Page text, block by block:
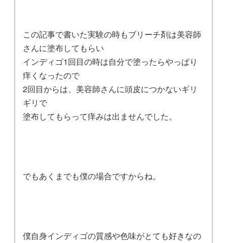
この記事で書いた実験の時もブリーチ剤は美容師
さんに塗布してもらい
インディゴ1回目の時は自分で塗ったらやっぱり
痒くなったので
2回目からは、美容師さんに頭皮につかないギリ
ギリで
塗布してもらって痒みは出ませんでした。
でもあくまでも僕の場合ですからね。
僕自身インディゴの質感や色味がとても好きなの